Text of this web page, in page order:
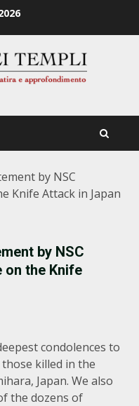
by NSC
Knife Attack in Japan
by NSC
on the Knife
condolences to
killed in the
Japan. We also
the dozens of